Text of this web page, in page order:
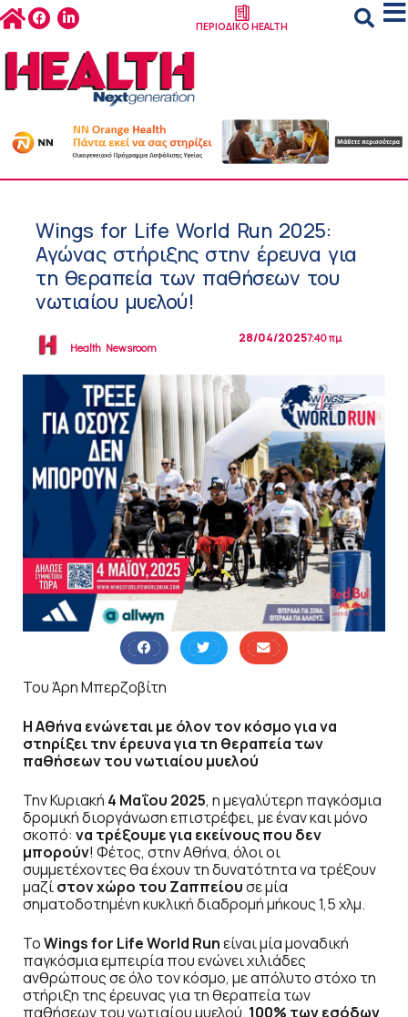
ΠΕΡΙΟΔΙΚΟ HEALTH
Wings for Life World Run 2025:
Αγώνας στήριξης στην έρευνα για
τη θεραπεία των παθήσεων του
νωτιαίου μυελού!
Health Newsroom
28/04/20257:40 πμ
Του Άρη Μπερζοβίτη
Η Αθήνα ενώνεται με όλον τον κόσμο για να
στηρίξει την έρευνα για τη θεραπεία των
παθήσεων του νωτιαίου μυελού
Την Κυριακή 4 Μαΐου 2025, η μεγαλύτερη παγκόσμια
δρομική διοργάνωση επιστρέφει, με έναν και μόνο
σκοπό: να τρέξουμε για εκείνους που δεν
μπορούν! Φέτος, στην Αθήνα, όλοι οι
συμμετέχοντες θα έχουν τη δυνατότητα να τρέξουν
μαζίστον χώρο του Ζαππείουσε μία
σηματοδοτημένη κυκλική διαδρομή μήκους 1,5 χλμ.
ΤοWings for Life World Runείναι μία μοναδική
παγκόσμια εμπειρία που ενώνει χιλιάδες
ανθρώπους σε όλο τον κόσμο, με απόλυτο στόχο τη
στήριξη της έρευνας για τη θεραπεία των
παθήσεων του νωτιαίου μυελού. 100% των εσόδων